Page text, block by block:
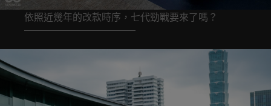
依照近幾年的改款時序，七代勁戰要來了嗎？